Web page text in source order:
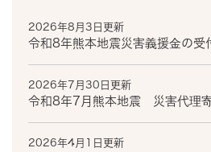
2026年8月3日更新
令和8年熊本地震災害義援金の受
2026年7月30日更新
令和8年7月熊本地震 災害代理
2026年4月1日更新